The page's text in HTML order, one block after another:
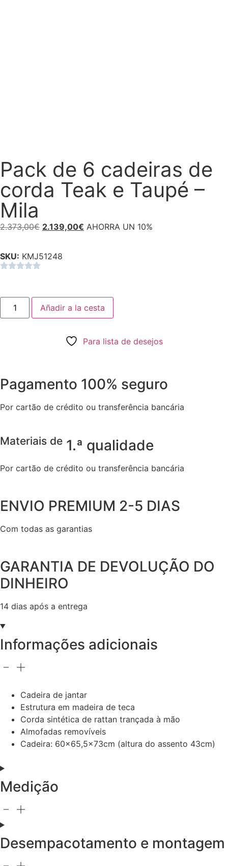
Pack de 6 cadeiras de
corda Teak e Taupé –
Mila
2.373,00€ 2.139,00€ AHORRA UN 10%
SKU: KMJ51248
Añadir a la cesta
Para lista de desejos
Pagamento 100% seguro
Por cartão de crédito ou transferência bancária
Materiais de 1.ª qualidade
Por cartão de crédito ou transferência bancária
ENVIO PREMIUM 2-5 DIAS
Com todas as garantias
GARANTIA DE DEVOLUÇÃO DO
DINHEIRO
14 dias após a entrega
Informações adicionais
Cadeira de jantar
Estrutura em madeira de teca
Corda sintética de rattan trançada à mão
Almofadas removíveis
Cadeira: 60×65,5x73cm (altura do assento 43cm)
Medição
Desempacotamento e montagem